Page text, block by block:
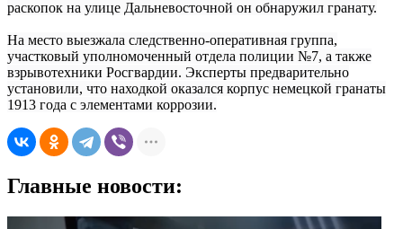
раскопок на улице Дальневосточной он обнаружил гранату.
На место выезжала следственно-оперативная группа,
участковый уполномоченный отдела полиции №7, а также
взрывотехники Росгвардии. Эксперты предварительно
установили, что находкой оказался корпус немецкой гранаты
1913 года с элементами коррозии.
Главные новости: